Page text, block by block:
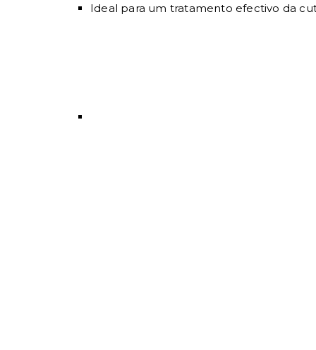
Ideal para um tratamento efectivo da